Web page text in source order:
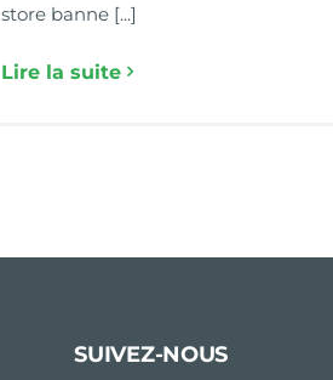
store banne [...]
Lire la suite
SUIVEZ-NOUS